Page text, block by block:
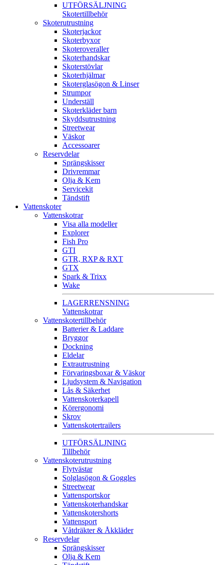
UTFÖRSÄLJNING
Skotertillbehör
Skoterutrustning
Skoterjackor
Skoterbyxor
Skoteroveraller
Skoterhandskar
Skoterstövlar
Skoterhjälmar
Skoterglasögon & Linser
Strumpor
Underställ
Skoterkläder barn
Skyddsutrustning
Streetwear
Väskor
Accessoarer
Reservdelar
Sprängskisser
Drivremmar
Olja & Kem
Servicekit
Tändstift
Vattenskoter
Vattenskotrar
Visa alla modeller
Explorer
Fish Pro
GTI
GTR, RXP & RXT
GTX
Spark & Trixx
Wake
LAGERRENSNING
Vattenskotrar
Vattenskotertillbehör
Batterier & Laddare
Bryggor
Dockning
Eldelar
Extrautrustning
Förvaringsboxar & Väskor
Ljudsystem & Navigation
Lås & Säkerhet
Vattenskoterkapell
Körergonomi
Skrov
Vattenskotertrailers
UTFÖRSÄLJNING
Tillbehör
Vattenskoterutrustning
Flytvästar
Solglasögon & Goggles
Streetwear
Vattensportskor
Vattenskoterhandskar
Vattenskotershorts
Vattensport
Våtdräkter & Åkkläder
Reservdelar
Sprängskisser
Olja & Kem